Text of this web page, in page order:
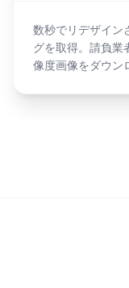
数秒でリデザイン
グを取得。請負業
像度画像をダウン